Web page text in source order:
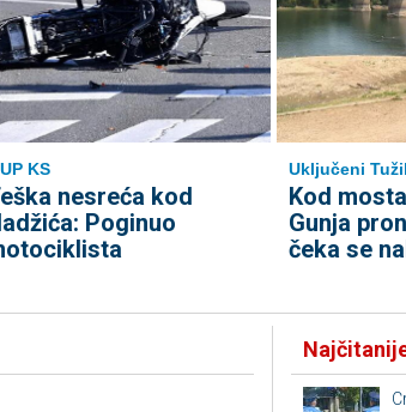
KS
nesreća kod
Poginuo
Uključeni
Kod
Gunja
čeka se